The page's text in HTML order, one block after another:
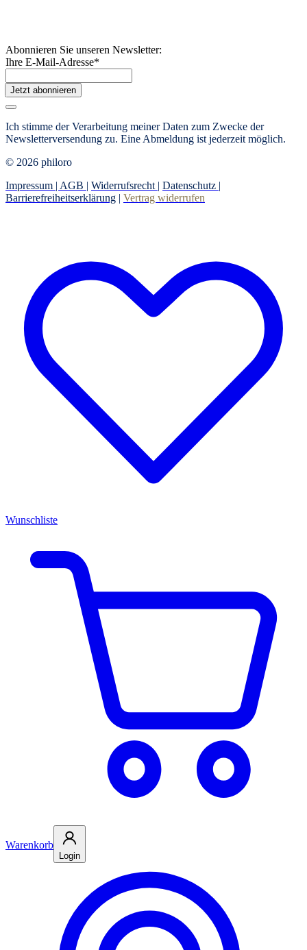
Abonnieren Sie unseren Newsletter:
Ihre E-Mail-Adresse*
Jetzt abonnieren
Ich stimme der Verarbeitung meiner Daten zum Zwecke der
Newsletterversendung zu. Eine Abmeldung ist jederzeit möglich.
© 2026 philoro
Impressum | AGB | Widerrufsrecht | Datenschutz |
Barrierefreiheitserklärung | Vertrag widerrufen
Wunschliste
Warenkorb
Login